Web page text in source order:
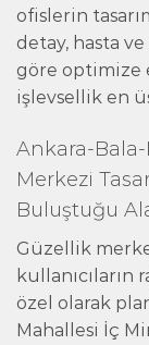
ofislerin
detay, hasta
göre optimize
işlevsellik en
Ankara-
Merkezi
Buluştuğu
Güzellik
özel olarak
Mahallesi İç